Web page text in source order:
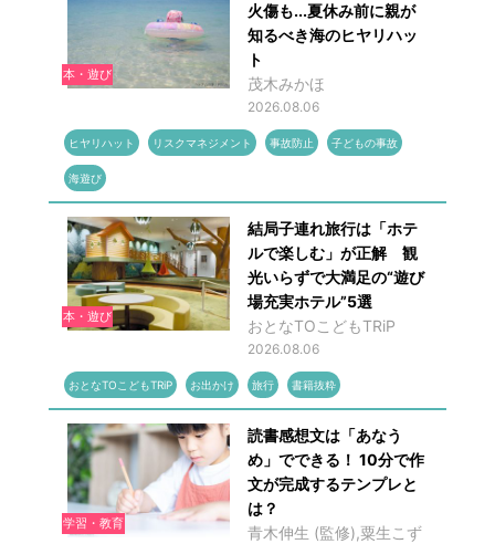
本・遊び
火傷も...夏休み前に親が
知るべき海のヒヤリハッ
ト
茂木みかほ
2026.08.06
ヒヤリハット リスクマネジメント 事故防止 子どもの事故
海遊び
本・遊び
結局子連れ旅行は「ホテ
ルで楽しむ」が正解 観
光いらずで大満足の“遊び
場充実ホテル”5選
おとなTOこどもTRiP
2026.08.06
おとなTOこどもTRiP お出かけ 旅行 書籍抜粋
学習・教育
読書感想文は「あなう
め」でできる！ 10分で作
文が完成するテンプレと
は？
青木伸生 (監修),粟生こず